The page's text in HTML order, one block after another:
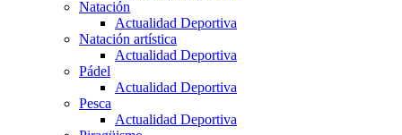
Natación
Actualidad Deportiva
Natación artística
Actualidad Deportiva
Pádel
Actualidad Deportiva
Pesca
Actualidad Deportiva